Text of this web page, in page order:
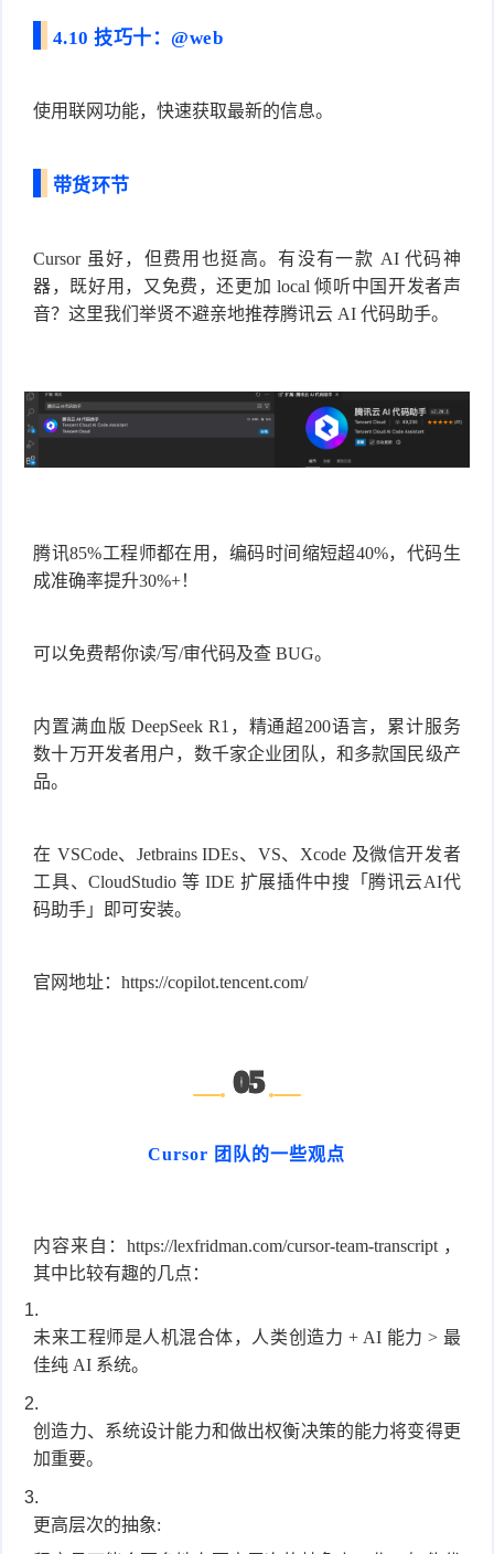
4.10 技巧十：@web
使用联网功能，快速获取最新的信息。
带货环节
Cursor 虽好，但费用也挺高。有没有一款 AI 代码神
器，既好用，又免费，还更加 local 倾听中国开发者声
音？这里我们举贤不避亲地推荐腾讯云 AI 代码助手。
腾讯85%工程师都在用，编码时间缩短超40%，代码生
成准确率提升30%+！
可以免费帮你读/写/审代码及查 BUG。
内置满血版 DeepSeek R1，精通超200语言，累计服务
数十万开发者用户，数千家企业团队，和多款国民级产
品。
在 VSCode、Jetbrains IDEs、VS、 Xcode及微信开发者
工具、CloudStudio 等 IDE 扩展插件中搜「腾讯云AI代
码助手」即可安装。
官网地址：https://copilot.tencent.com/
05
Cursor 团队的一些观点
内容来自：https://lexfridman.com/cursor-team-transcript ，
其中比较有趣的几点：
未来工程师是人机混合体，人类创造力 + AI 能力 > 最
佳纯 AI 系统。
创造力、系统设计能力和做出权衡决策的能力将变得更
加重要。
更高层次的抽象: